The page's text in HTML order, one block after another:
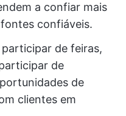
a confiar mais
confiáveis.
participar de feiras,
de
de
clientes em